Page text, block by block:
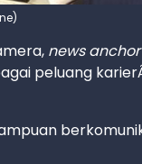
news anchor
peluang